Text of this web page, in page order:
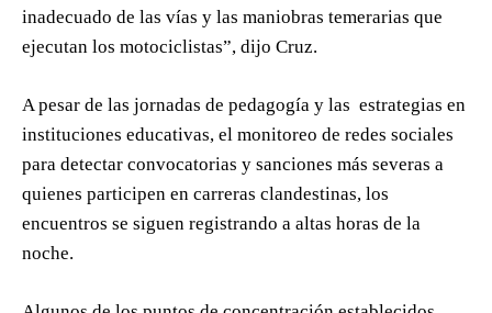
inadecuado de las vías y las maniobras temerarias que
ejecutan los motociclistas”, dijo Cruz.
A pesar de las jornadas de pedagogía y las estrategias en
instituciones educativas, el monitoreo de redes sociales
para detectar convocatorias y sanciones más severas a
quienes participen en carreras clandestinas, los
encuentros se siguen registrando a altas horas de la
noche.